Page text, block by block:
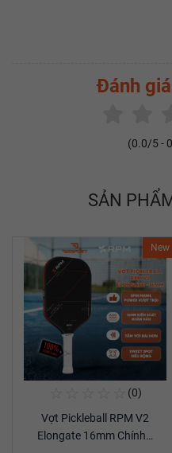
Đánh
(0.0/5 - 0
SẢN
New
(0)
Vợt Pickleball RPM V2
Elongate 16mm Chính…